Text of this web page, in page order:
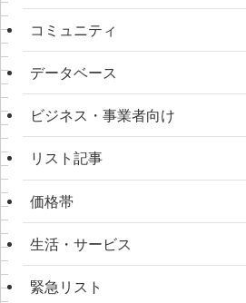
コミュニティ
データベース
ビジネス・事業者向け
リスト記事
価格帯
生活・サービス
緊急リスト